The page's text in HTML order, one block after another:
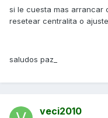
si le cuesta mas arrancar
resetear centralita o
saludos paz_
veci2010